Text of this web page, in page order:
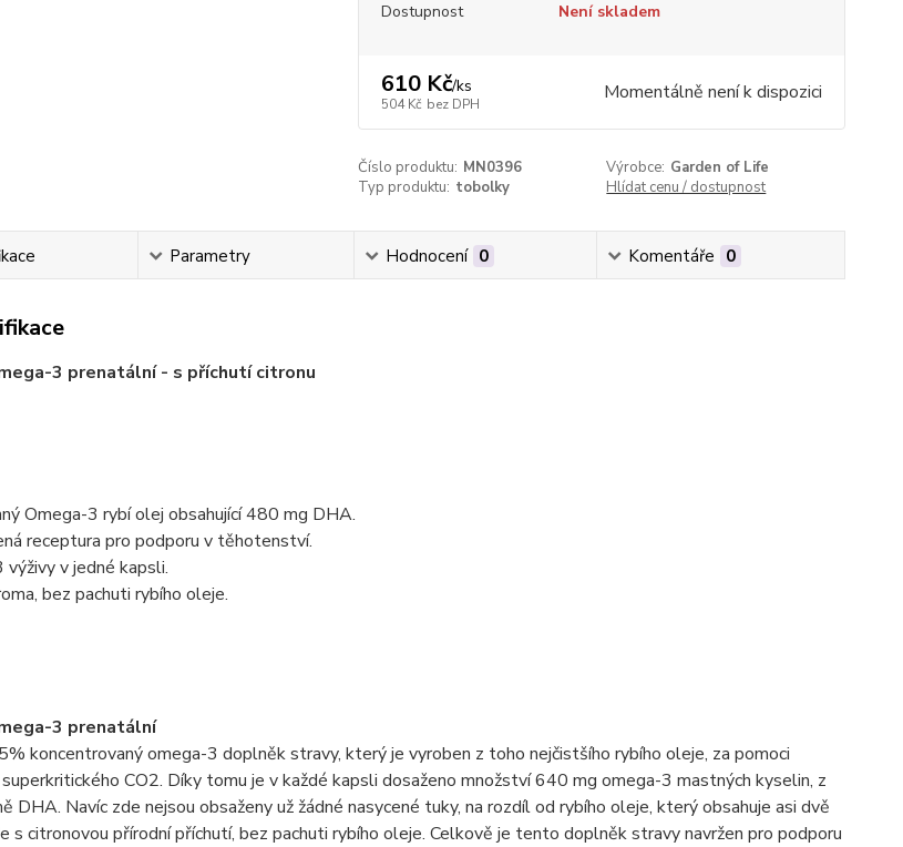
Dostupnost Není skladem
610 Kč/ks
504 Kč bez DPH Momentálně není k dispozici
Číslo produktu: MN0396 Výrobce: Garden of Life
Typ produktu: tobolky Hlídat cenu / dostupnost
Parametry Hodnocení 0 Komentáře 0
3 prenatální - s příchutí citronu
Omega-3 rybí olej obsahující 480 mg DHA.
receptura pro podporu v těhotenství.
v jedné kapsli.
bez pachuti rybího oleje.
3 prenatální
koncentrovaný omega-3 doplněk stravy, který je vyroben z toho nejčistšího rybího oleje, za pomoci
CO2. Díky tomu je v každé kapsli dosaženo množství 640 mg omega-3 mastných kyselin, z
DHA. Navíc zde nejsou obsaženy už žádné nasycené tuky, na rozdíl od rybího oleje, který obsahuje asi dvě
s citronovou přírodní příchutí, bez pachuti rybího oleje. Celkově je tento doplněk stravy navržen pro podporu